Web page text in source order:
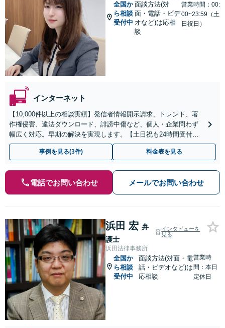
全国か
ら相談
受付中
面談方法(対
面・電話・ビデ
オなど)は応相
談
営業時間：00:
00~23:59（土
日祝日）
インターネット
【10,000件以上の相談実績】発信者情報開示請求、トレント、著
作権侵害、違法ダウンロード、誹謗中傷など、個人・企業問わず
幅広く対応。早期の解決を実現します。【土日祝も24時間受付／
初回相談無料】
事例を見る(3件) 料金表を見る
電話でお問い合わせ メールでお問い合わせ
浜田 宏 弁
護士
インタビューを
見る
浜田法律事務所
全国か
ら相談
受付中
面談方法(対面・電
話・ビデオなど)は
応相談
営業時
間：本日
定休日